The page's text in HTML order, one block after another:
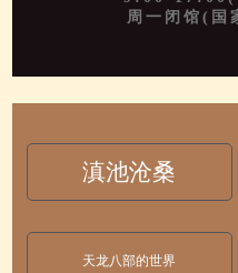
周一闭馆(国
滇池沧桑
天龙八部的世界